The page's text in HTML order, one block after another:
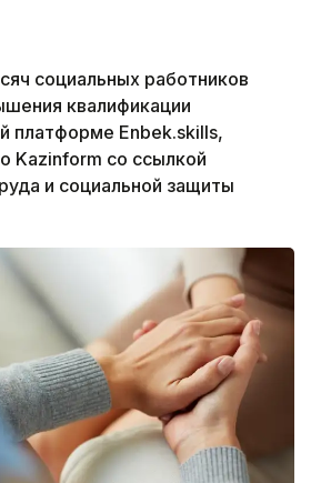
социальных работников
квалификации
платформе Enbek.skills,
Kazinform со ссылкой
и социальной защиты